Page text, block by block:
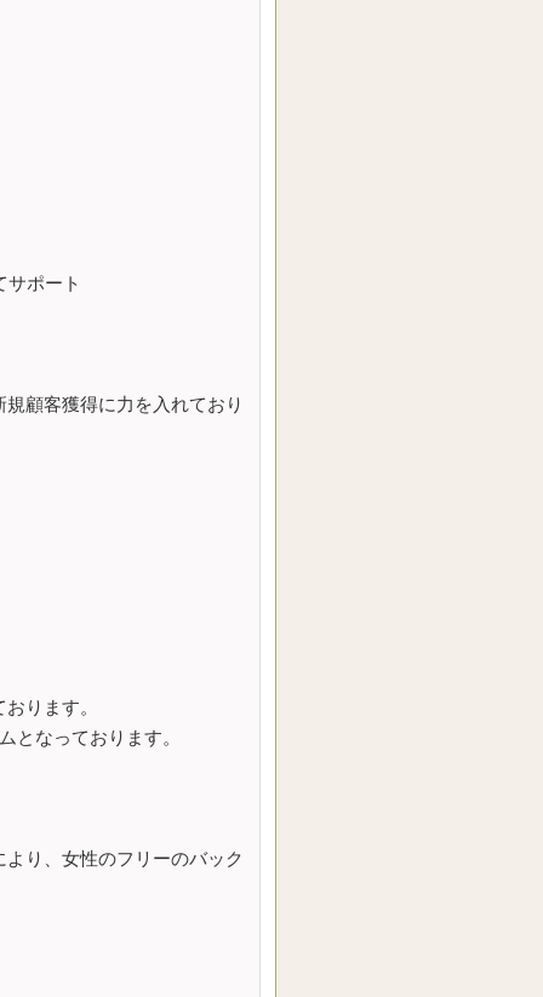
サポート
顧客獲得に力を入れており
ります。
となっております。
り、女性のフリーのバック